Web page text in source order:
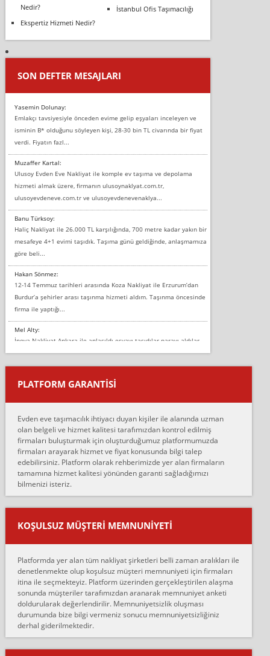
Nedir?
İstanbul Ofis Taşımacılığı
Ekspertiz Hizmeti Nedir?
SON DEFTER MESAJLARI
Yasemin Dolunay:
Emlakçı tavsiyesiyle önceden evime gelip eşyaları inceleyen ve
isminin B* olduğunu söyleyen kişi, 28-30 bin TL civarında bir fiyat
verdi. Fiyatın fazl...
Muzaffer Kartal:
Ulusoy Evden Eve Nakliyat ile komple ev taşıma ve depolama
hizmeti almak üzere, firmanın ulusoynaklyat.com.tr,
ulusoyevdeneve.com.tr ve ulusoyevdenevenaklya...
Banu Türksoy:
Haliç Nakliyat ile 26.000 TL karşılığında, 700 metre kadar yakın bir
mesafeye 4+1 evimi taşıdık. Taşıma günü geldiğinde, anlaşmamıza
göre beli...
Hakan Sönmez:
12-14 Temmuz tarihleri arasında Koza Nakliyat ile Erzurum’dan
Burdur’a şehirler arası taşınma hizmeti aldım. Taşınma öncesinde
firma ile yaptığı...
Mel Alty:
İnova Nakliyat Ankara ile anlaşıldı eşyayı taşıdılar parayı aldılar.
Salon duvarına bir baktım birisi boydan alüminyum renkli bantı
yapıştırm...
Murat:
çalıştıklarını, müş...
Ahmet:
Lüleburgaz güngünes evden eve naklyat eşyalarımı taşımak için
anlaştık sabah eve geldiklerinde de eşyalarımı düzgün şekilde
sarcaz demelerine r...
mehmet güldü:
Ankara ALİCANLAR NAKLİYAT Tutarsız ve ticari ahlak problemleri
var verdikleri fiyat teklifini arttırdılar. Sonrasında taşıma gününde
oldukça tutarsı...
Ankara Alicanlar naklyat tel 5465524025. 2600 TL'ye ankaradan
Konya ya Alicanlar naklyat la anlaştık bu şahıs evin taşınacağı gün
fiyatın mazoto gele...
Fatih kokmese:
Diyarbakır dan eşyamı getirtmek için anlaştım sözleşme yaptım.
Son anda fiyat artırdılar.. mecburiyetten tasittim.. bu kişiler ağrılı
PLATFORM GARANTİSİ
Evden eve taşımacılık ihtiyacı duyan kişiler ile alanında uzman
olan belgeli ve hizmet kalitesi tarafımızdan kontrol edilmiş
firmaları buluşturmak için oluşturduğumuz platformumuzda
firmaları arayarak hizmet ve fiyat konusunda bilgi talep
edebilirsiniz. Platform olarak rehberimizde yer alan firmaların
tamamına hizmet kalitesi yönünden garanti sağladığımızı
bilmenizi isteriz.
KOŞULSUZ MÜŞTERI MEMNUNIYETI
Platformda yer alan tüm nakliyat şirketleri belli zaman aralıkları ile
denetlenmekte olup koşulsuz müşteri memnuniyeti için firmaları
itina ile seçmekteyiz. Platform üzerinden gerçekleştirilen alaşma
sonunda müşteriler tarafımızdan aranarak memnuniyet anketi
doldurularak değerlendirilir. Memnuniyetsizlik oluşması
durumunda bize bilgi vermeniz sonucu memnuniyetsizliğiniz
derhal giderilmektedir.